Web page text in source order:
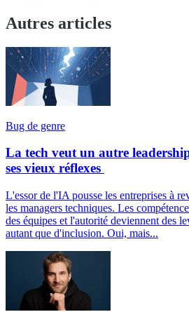
Autres articles
Bug de genre
La tech veut un autre
ses vieux réflexes
L'essor de l'IA pousse les entreprises à
les managers techniques. Les
des équipes et l'autorité deviennent des
autant que d'inclusion. Oui, mais...